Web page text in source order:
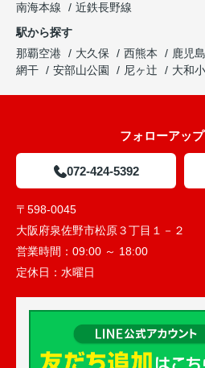
南海本線
近鉄長野線
駅から探す
那覇空港
大久保 西熊本 鹿児
網干
安部山公園 尼ヶ辻 大和
フォローアップ
072-424-5392
〒598-0045
大阪府泉佐野市松原３丁目１－２
営業時間： 09:00 ～ 18:00
定休日： 水曜日